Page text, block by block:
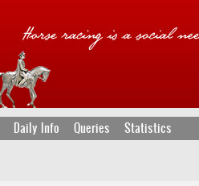
Daily Info Queries Statistics